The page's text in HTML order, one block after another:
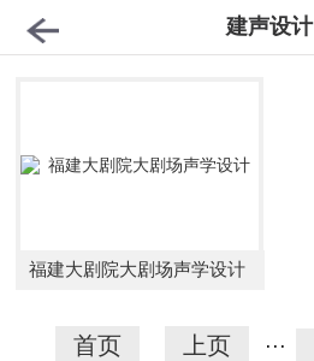
建声设计
福建大剧院大剧场声学设计
首页 上页 ···